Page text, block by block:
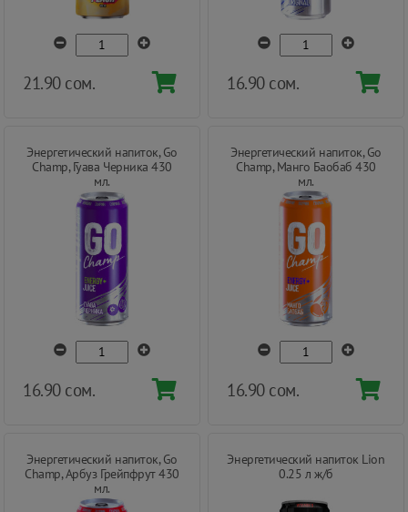
21.90 сом. 16.90 сом.
Энергетический напиток, Go
Champ, Гуава Черника 430
мл.
16.90 сом.
Энергетический напиток, Go
Champ, Манго Баобаб 430
мл.
16.90 сом.
Энергетический напиток, Go
Champ, Арбуз Грейпфрут 430
мл.
Энергетический напиток Lion
0.25 л ж/б